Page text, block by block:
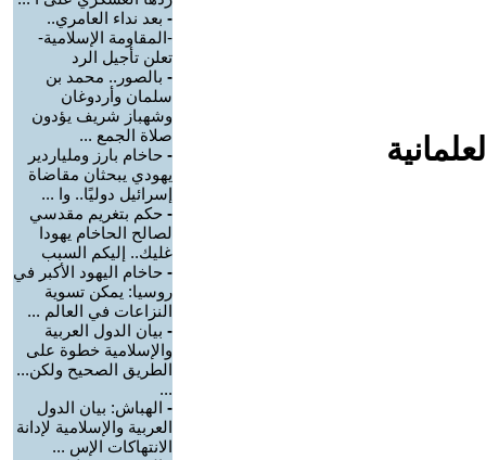
- بعد نداء العامري..
-المقاومة الإسلامية-
تعلن تأجيل الرد
- بالصور.. محمد بن
سلمان وأردوغان
وشهباز شريف يؤدون
صلاة الجمع ...
- حاخام بارز وملياردير
يهودي يبحثان مقاضاة
إسرائيل دوليًا.. وا ...
- حكم بتغريم مقدسي
لصالح الحاخام يهودا
غليك.. إليكم السبب
- حاخام اليهود الأكبر في
روسيا: يمكن تسوية
النزاعات في العالم ...
- بيان الدول العربية
والإسلامية خطوة على
الطريق الصحيح ولكن...
...
- الهباش: بيان الدول
العربية والإسلامية لإدانة
الانتهاكات الإس ...